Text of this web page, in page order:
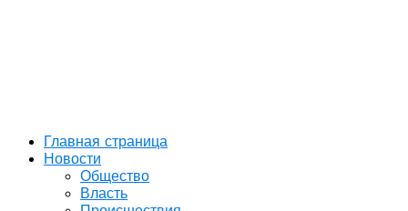
Главная страница
Новости
Общество
Власть